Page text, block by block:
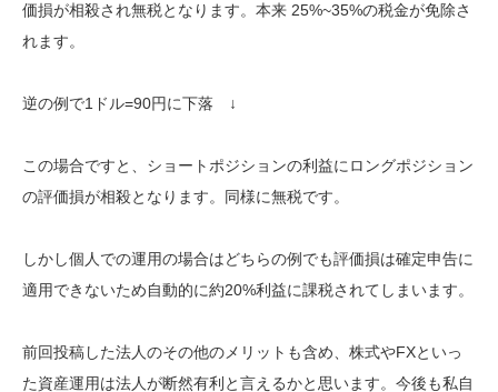
価損が相殺され無税となります。本来 25%~35%の税金が免除さ
れます。
逆の例で1ドル=90円に下落 ↓
この場合ですと、ショートポジションの利益にロングポジション
の評価損が相殺となります。同様に無税です。
しかし個人での運用の場合はどちらの例でも評価損は確定申告に
適用できないため自動的に約20%利益に課税されてしまいます。
前回投稿した法人のその他のメリットも含め、株式やFXといっ
た資産運用は法人が断然有利と言えるかと思います。今後も私自